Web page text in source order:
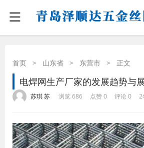
首页 > 山东省 > 东营市 > 正文
电焊网生产厂家的发展趋势与
苏琪 苏 浏览 686 点赞 0 评论 0 2